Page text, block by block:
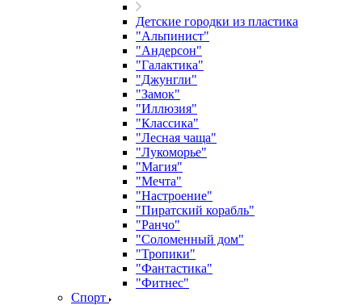
Детские городки из пластика
"Альпинист"
"Андерсон"
"Галактика"
"Джунгли"
"Замок"
"Иллюзия"
"Классика"
"Лесная чаща"
"Лукоморье"
"Магия"
"Мечта"
"Настроение"
"Пиратский корабль"
"Ранчо"
"Соломенный дом"
"Тропики"
"Фантастика"
"Фитнес"
Спорт